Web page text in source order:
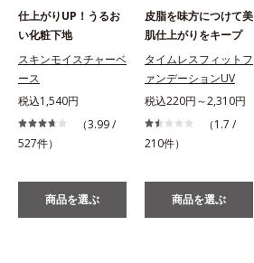
仕上がりUP！うるお
い化粧下地
スキンモイスチャーベ
ース
税込1,540円
（3.99 /
527件）
商品を選ぶ
皮脂を味方につけて美
肌仕上がりをキープ
タイムレスフィットフ
ァンデーションUV
税込220円～2,310円
（1.7 /
210件）
商品を選ぶ